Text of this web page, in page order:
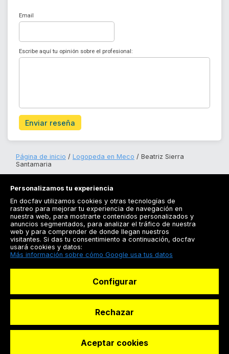
Email
Escribe aquí tu opinión sobre el profesional:
Enviar reseña
Página de inicio Logopeda en Meco
Beatriz Sierra
Santamaria
Registrarse
Docfav
© Dashboard Technologies S.L
Personalizamos tu experiencia
En docfav utilizamos cookies y otras tecnologías de
rastreo para mejorar tu experiencia de navegación en
nuestra web, para mostrarte contenidos personalizados y
anuncios segmentados, para analizar el tráfico de nuestra
web y para comprender de donde llegan nuestros
visitantes. Si das tu consentimiento a continuación, docfav
usará cookies y datos:
Más información sobre cómo Google usa tus datos
Configurar
Rechazar
Aceptar cookies